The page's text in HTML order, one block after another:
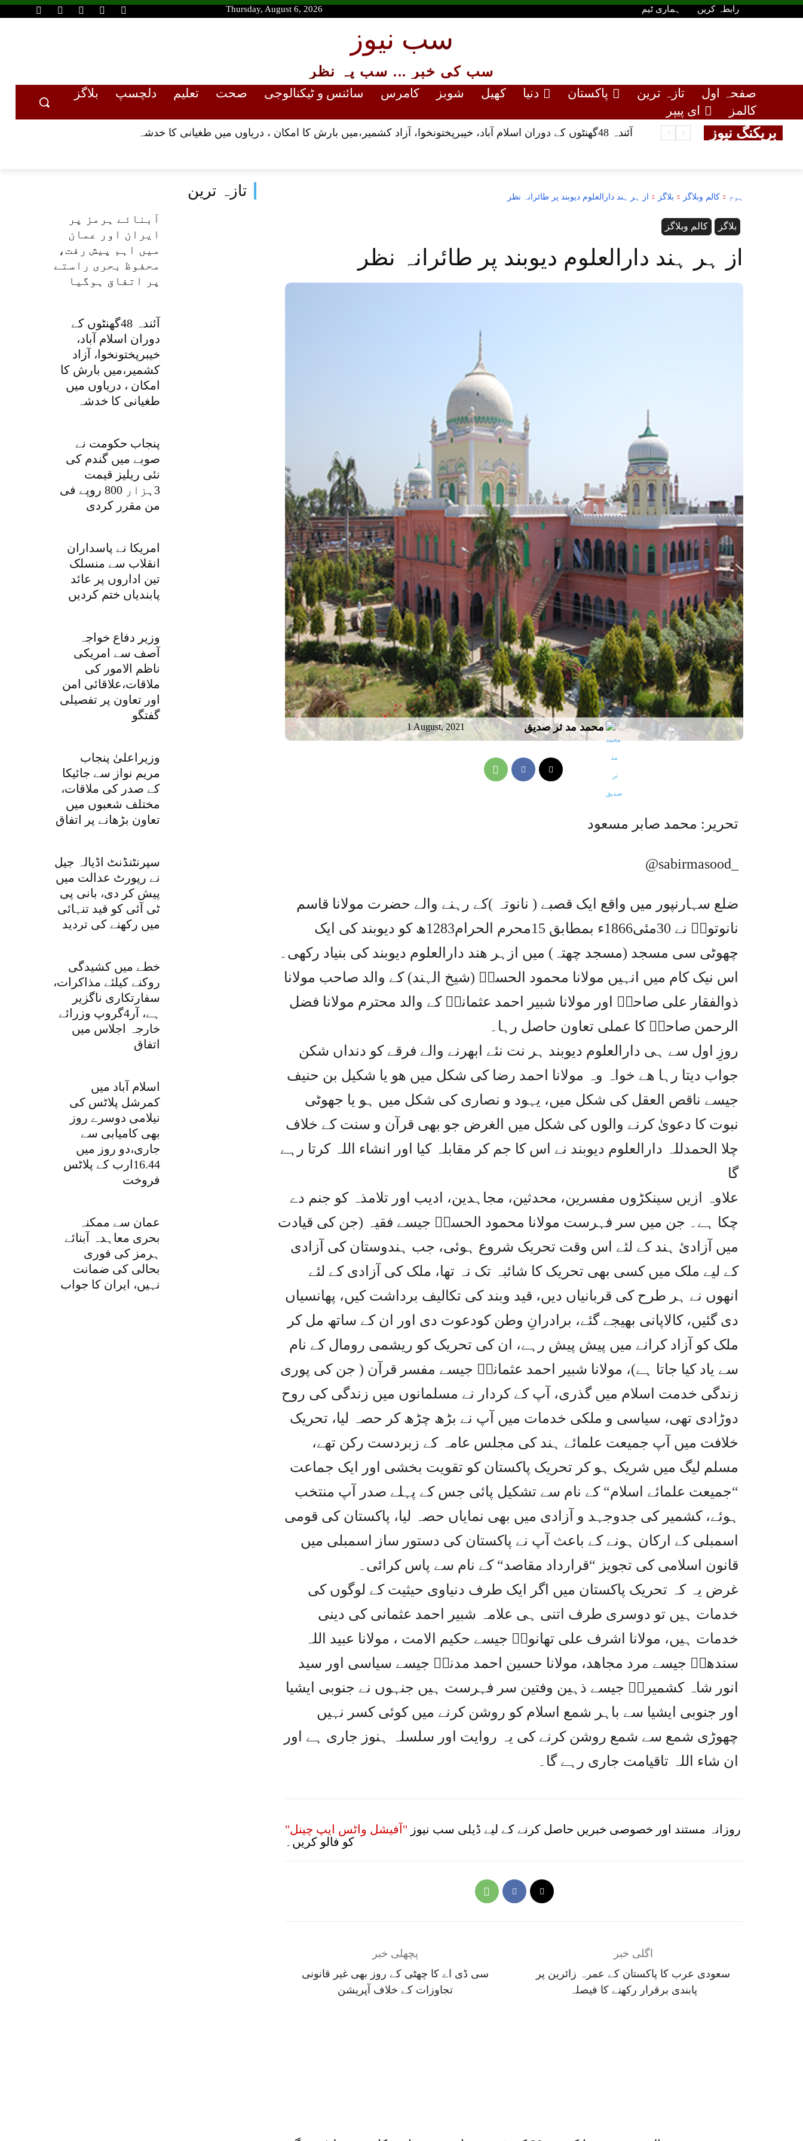
Thursday, August 6, 2026 رابطہ کریں ہماری ٹیم
سب نیوز
سب کی خبر ... سب پہ نظر
صفحہ اول تازہ ترین پاکستان دنیا کھیل شوبز کامرس سائنس و ٹیکنالوجی صحت تعلیم دلچسپ
بلاگز
کالمز
ای پیپر
بریکنگ نیوز آئندہ 48گھنٹوں کے دوران اسلام آباد، خیبرپختونخوا، آزاد کشمیر،میں بارش کا امکان ، دریاوں میں طغیانی کا خدشہ
تازہ ترین
آبنائے ہرمز پر
ایران اور عمان
میں اہم پیش رفت،
محفوظ بحری راستے
پر اتفاق ہوگیا
آئندہ 48گھنٹوں کے
دوران اسلام آباد،
خیبرپختونخوا، آزاد
کشمیر،میں بارش کا
امکان ، دریاوں میں
طغیانی کا خدشہ
پنجاب حکومت نے
صوبے میں گندم کی
نئی ریلیز قیمت
3ہزار 800 روپے فی
من مقرر کردی
امریکا نے پاسداران
انقلاب سے منسلک
تین اداروں پر عائد
پابندیاں ختم کردیں
وزیر دفاع خواجہ
آصف سے امریکی
ناظم الامور کی
ملاقات،علاقائی امن
اور تعاون پر تفصیلی
گفتگو
وزیراعلیٰ پنجاب
مریم نواز سے جائیکا
کے صدر کی ملاقات،
مختلف شعبوں میں
تعاون بڑھانے پر اتفاق
سپرنٹنڈنٹ اڈیالہ جیل
نے رپورٹ عدالت میں
پیش کر دی، بانی پی
ٹی آئی کو قید تنہائی
میں رکھنے کی تردید
خطے میں کشیدگی
روکنے کیلئے مذاکرات،
سفارتکاری ناگزیر
ہے، آر4گروپ وزرائے
خارجہ اجلاس میں
اتفاق
اسلام آباد میں
کمرشل پلاٹس کی
نیلامی دوسرے روز
بھی کامیابی سے
جاری،دو روز میں
16.44ارب کے پلاٹس
فروخت
عمان سے ممکنہ
بحری معاہدہ آبنائے
ہرمز کی فوری
بحالی کی ضمانت
نہیں، ایران کا جواب
ہوم کالم وبلاگز بلاگز از ہر ہند دارالعلوم دیوبند پر طائرانہ نظر
کالم وبلاگز بلاگز
از ہر ہند دارالعلوم دیوبند پر طائرانہ نظر
1 August, 2021 محمد مد ثر صدیق
تحریر: محمد صابر مسعود
@sabirmasood_
ضلع سہارنپور میں واقع ایک قصبے ( نانوتہ )کے رہنے والے حضرت مولانا قاسم
نانوتویؒ نے 30مئی1866ء بمطابق 15محرم الحرام1283ھ کو دیوبند کی ایک
چھوٹی سی مسجد (مسجد چھتہ) میں ازہر ھند دارالعلوم دیوبند کی بنیاد رکھی۔
اس نیک کام میں انہیں مولانا محمود الحسنؒ (شیخ الہند) کے والد صاحب مولانا
ذوالفقار علی صاحبؒ اور مولانا شبیر احمد عثمانیؒ کے والد محترم مولانا فضل
الرحمن صاحبؒ کا عملی تعاون حاصل رہا۔
روزِ اول سے ہی دارالعلوم دیوبند ہر نت نئے ابھرنے والے فرقے کو دنداں شکن
جواب دیتا رہا ھے خواہ وہ مولانا احمد رضا کی شکل میں ھو یا شکیل بن حنیف
جیسے ناقص العقل کی شکل میں، یہود و نصاری کی شکل میں ہو یا جھوٹی
نبوت کا دعویٰ کرنے والوں کی شکل میں الغرض جو بھی قرآن و سنت کے خلاف
چلا الحمدللہ دارالعلوم دیوبند نے اس کا جم کر مقابلہ کیا اور انشاء اللہ کرتا رہے
گا
علاوہ ازیں سینکڑوں مفسرین، محدثین، مجاہدین، ادیب اور تلامذہ کو جنم دے
چکا ہے۔ جن میں سر فہرست مولانا محمود الحسنؒ جیسے فقیہ (جن کی قیادت
میں آزادئ ہند کے لئے اس وقت تحریک شروع ہوئی، جب ہندوستان کی آزادی
کے لیے ملک میں کسی بھی تحریک کا شائبہ تک نہ تھا، ملک کی آزادی کے لئے
انھوں نے ہر طرح کی قربانیاں دیں، قید وبند کی تکالیف برداشت کیں، پھانسیاں
دی گئیں، کالاپانی بھیجے گئے، برادرانِ وطن کودعوت دی اور ان کے ساتھ مل کر
ملک کو آزاد کرانے میں پیش پیش رہے، ان کی تحریک کو ریشمی رومال کے نام
سے یاد کیا جاتا ہے)، مولانا شبیر احمد عثمانیؒ جیسے مفسر قرآن ( جن کی پوری
زندگی خدمت اسلام میں گذری، آپ کے کردار نے مسلمانوں میں زندگی کی روح
دوڑادی تھی، سیاسی و ملکی خدمات میں آپ نے بڑھ چڑھ کر حصہ لیا، تحریک
خلافت میں آپ جمیعت علمائے ہند کی مجلس عامہ کے زبردست رکن تھے،
مسلم لیگ میں شریک ہو کر تحریک پاکستان کو تقویت بخشی اور ایک جماعت
“جمیعت علمائے اسلام“ کے نام سے تشکیل پائی جس کے پہلے صدر آپ منتخب
ہوئے، کشمیر کی جدوجہد و آزادی میں بھی نمایاں حصہ لیا، پاکستان کی قومی
اسمبلی کے ارکان ہونے کے باعث آپ نے پاکستان کی دستور ساز اسمبلی میں
قانون اسلامی کی تجویز “قرارداد مقاصد“ کے نام سے پاس کرائی۔
غرض یہ کہ تحریک پاکستان میں اگر ایک طرف دنیاوی حیثیت کے لوگوں کی
خدمات ہیں تو دوسری طرف اتنی ہی علامہ شبیر احمد عثمانی کی دینی
خدمات ہیں، مولانا اشرف علی تھانویؒ جیسے حکیم الامت ، مولانا عبید اللہ
سندھیؒ جیسے مرد مجاھد، مولانا حسین احمد مدنیؒ جیسے سیاسی اور سید
انور شاہ کشمیریؒ جیسے ذہین وفتین سر فہرست ہیں جنہوں نے جنوبی ایشیا
اور جنوبی ایشیا سے باہر شمع اسلام کو روشن کرنے میں کوئی کسر نہیں
چھوڑی شمع سے شمع روشن کرنے کی یہ روایت اور سلسلہ ہنوز جاری ہے اور
ان شاء اللہ تاقیامت جاری رہے گا۔
روزانہ مستند اور خصوصی خبریں حاصل کرنے کے لیے ڈیلی سب نیوز "آفیشل واٹس ایپ چینل"
کو فالو کریں۔
پچھلی خبر
سی ڈی اے کا چھٹی کے روز بھی غیر قانونی
تجاوزات کے خلاف آپریشن
اگلی خبر
سعودی عرب کا پاکستان کے عمرہ زائرین پر
پابندی برقرار رکھنے کا فیصلہ